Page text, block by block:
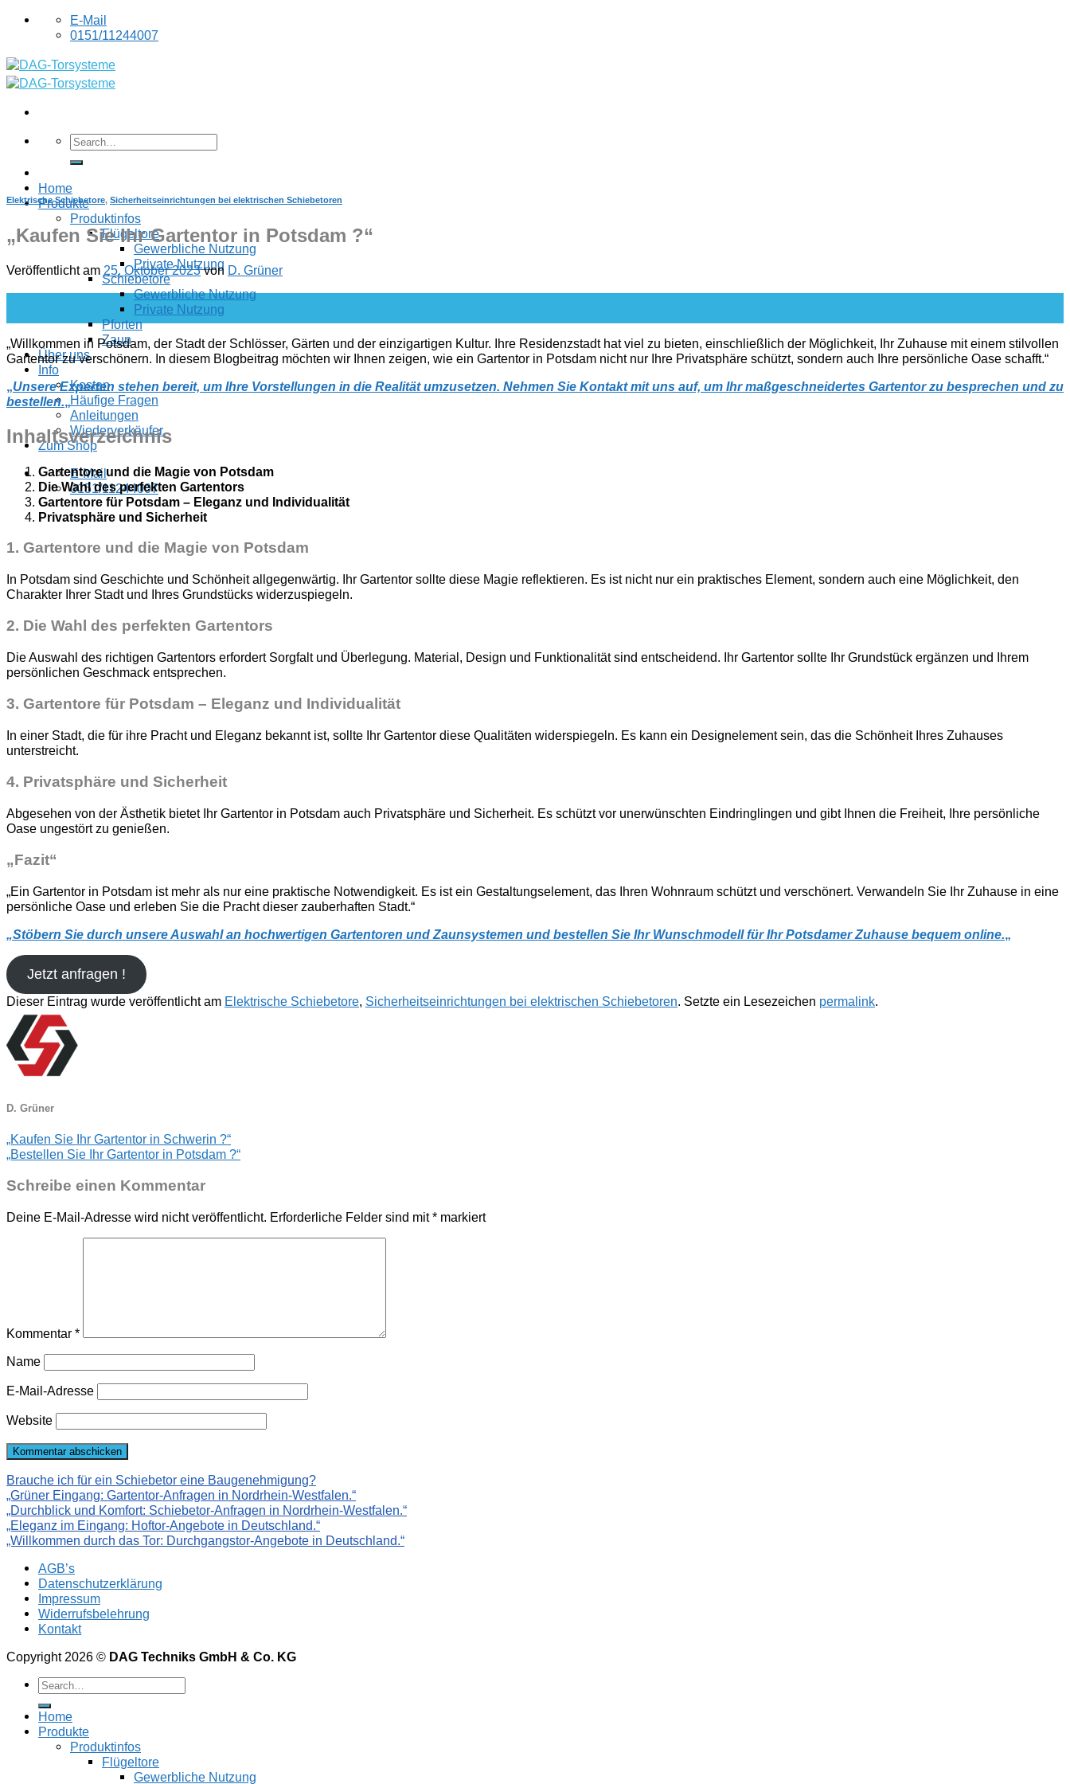
Skip
E-Mail
0151/11244007
Home
Produkte
Produktinfos
Flügeltore
Gewerbliche Nutzung
Private Nutzung
Schiebetore
Gewerbliche Nutzung
Private Nutzung
Pforten
Zaun
Über uns
Info
Kosten
Häufige Fragen
Anleitungen
Wiederverkäufer
Zum Shop
E-Mail
0151/11244007
Elektrische Schiebetore, Sicherheitseinrichtungen bei elektrischen Schiebetoren
„Kaufen Sie Ihr Gartentor in Potsdam ?“
Veröffentlicht am 25. Oktober 2023von D. Grüner
„Willkommen in Potsdam, der Stadt der Schlösser, Gärten und der einzigartigen Kultur. Ihre Residenzstadt hat viel zu bieten, einschließlich der Möglichkeit, Ihr Zuhause mit einem stilvollen
Gartentor zu verschönern. In diesem Blogbeitrag möchten wir Ihnen zeigen, wie ein Gartentor in Potsdam nicht nur Ihre Privatsphäre schützt, sondern auch Ihre persönliche Oase schafft.“
„Unsere Experten stehen bereit, um Ihre Vorstellungen in die Realität umzusetzen. Nehmen Sie Kontakt mit uns auf, um Ihr maßgeschneidertes Gartentor zu besprechen und zu
bestellen.„
Inhaltsverzeichnis
Gartentore und die Magie von Potsdam
Die Wahl des perfekten Gartentors
Gartentore für Potsdam – Eleganz und Individualität
Privatsphäre und Sicherheit
1. Gartentore und die Magie von Potsdam
In Potsdam sind Geschichte und Schönheit allgegenwärtig. Ihr Gartentor sollte diese Magie reflektieren. Es ist nicht nur ein praktisches Element, sondern auch eine Möglichkeit, den
Charakter Ihrer Stadt und Ihres Grundstücks widerzuspiegeln.
2. Die Wahl des perfekten Gartentors
Die Auswahl des richtigen Gartentors erfordert Sorgfalt und Überlegung. Material, Design und Funktionalität sind entscheidend. Ihr Gartentor sollte Ihr Grundstück ergänzen und Ihrem
persönlichen Geschmack entsprechen.
3. Gartentore für Potsdam – Eleganz und Individualität
In einer Stadt, die für ihre Pracht und Eleganz bekannt ist, sollte Ihr Gartentor diese Qualitäten widerspiegeln. Es kann ein Designelement sein, das die Schönheit Ihres Zuhauses
unterstreicht.
4. Privatsphäre und Sicherheit
Abgesehen von der Ästhetik bietet Ihr Gartentor in Potsdam auch Privatsphäre und Sicherheit. Es schützt vor unerwünschten Eindringlingen und gibt Ihnen die Freiheit, Ihre persönliche
Oase ungestört zu genießen.
„Fazit“
„Ein Gartentor in Potsdam ist mehr als nur eine praktische Notwendigkeit. Es ist ein Gestaltungselement, das Ihren Wohnraum schützt und verschönert. Verwandeln Sie Ihr Zuhause in eine
persönliche Oase und erleben Sie die Pracht dieser zauberhaften Stadt.“
„Stöbern Sie durch unsere Auswahl an hochwertigen Gartentoren und Zaunsystemen und bestellen Sie Ihr Wunschmodell für Ihr Potsdamer Zuhause bequem online.„
Jetzt anfragen !
Dieser Eintrag wurde veröffentlicht am Elektrische Schiebetore, Sicherheitseinrichtungen bei elektrischen Schiebetoren. Setzte ein Lesezeichen permalink.
D. Grüner
„Kaufen Sie Ihr Gartentor in Schwerin ?“
„Bestellen Sie Ihr Gartentor in Potsdam ?“
Schreibe einen Kommentar
Deine E-Mail-Adresse wird nicht veröffentlicht. Erforderliche Felder sind mit* markiert
Kommentar *
Name
E-Mail-Adresse
Website
Brauche ich für ein Schiebetor eine Baugenehmigung?
„Grüner Eingang: Gartentor-Anfragen in Nordrhein-Westfalen.“
„Durchblick und Komfort: Schiebetor-Anfragen in Nordrhein-Westfalen.“
„Eleganz im Eingang: Hoftor-Angebote in Deutschland.“
„Willkommen durch das Tor: Durchgangstor-Angebote in Deutschland.“
AGB’s
Datenschutzerklärung
Impressum
Widerrufsbelehrung
Kontakt
Copyright 2026 © DAG Techniks GmbH & Co. KG
Home
Produkte
Produktinfos
Flügeltore
Gewerbliche Nutzung